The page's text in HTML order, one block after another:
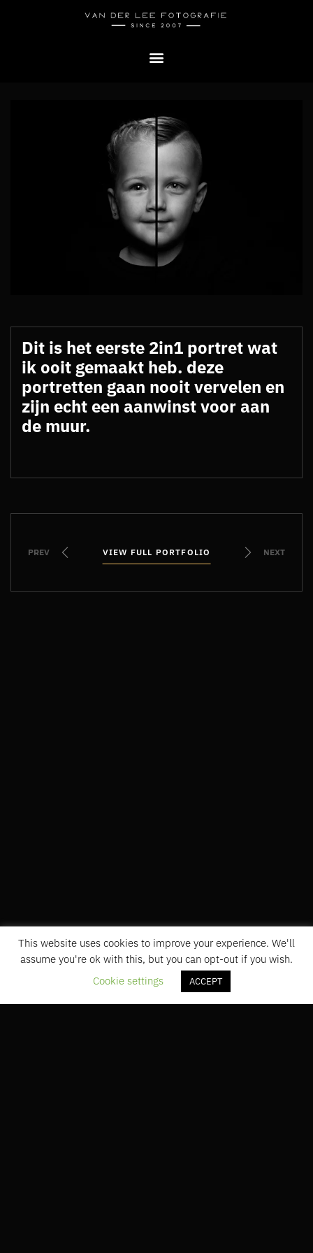
Dit is het eerste 2in1 portret wat
ik ooit gemaakt heb. deze
portretten gaan nooit vervelen en
zijn echt een aanwinst voor aan
de muur.
PREV VIEW FULL PORTFOLIO
VIEW FULL PORTFOLIO NEXT
This website uses cookies to improve your experience. We'll
assume you're ok with this, but you can opt-out if you wish.
Cookie settings
ACCEPT